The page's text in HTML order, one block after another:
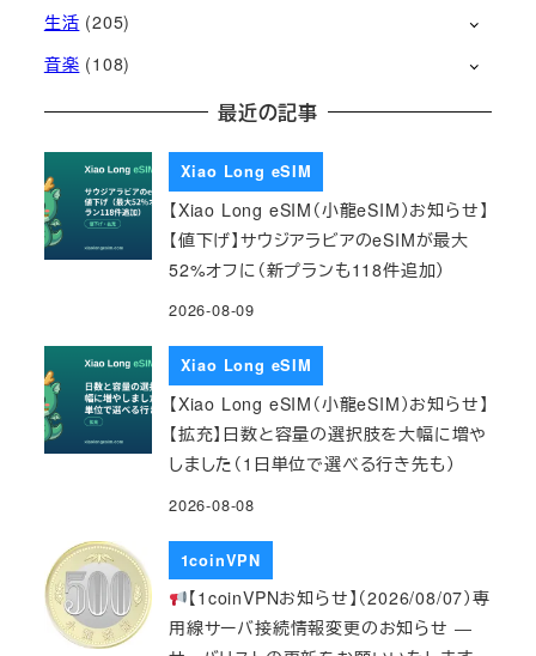
生活 (205)
音楽 (108)
最近の記事
Xiao Long eSIM
【Xiao Long eSIM（小龍eSIM）お知らせ】
【値下げ】サウジアラビアのeSIMが最大
52%オフに（新プランも118件追加）
2026-08-09
Xiao Long eSIM
【Xiao Long eSIM（小龍eSIM）お知らせ】
【拡充】日数と容量の選択肢を大幅に増や
しました（1日単位で選べる行き先も）
2026-08-08
1coinVPN
【1coinVPNお知らせ】（2026/08/07）専
用線サーバ接続情報変更のお知らせ ―